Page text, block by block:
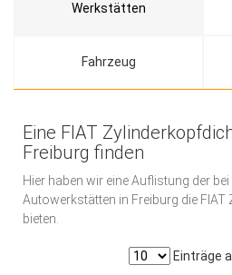
Werkstätten
Fahrzeug
Eine FIAT
Freiburg finden
Hier haben wir eine Auflistung der
Autowerkstätten in Freiburg die
bieten.
Einträge